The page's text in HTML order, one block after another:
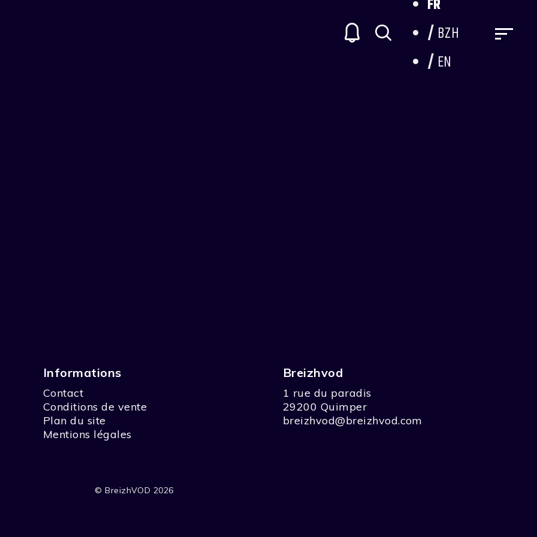
FR
BZH
EN
Informations
Contact
Conditions de vente
Plan du site
Mentions légales
Breizhvod
1 rue du paradis
29200 Quimper
breizhvod@breizhvod.com
© BreizhVOD 2026